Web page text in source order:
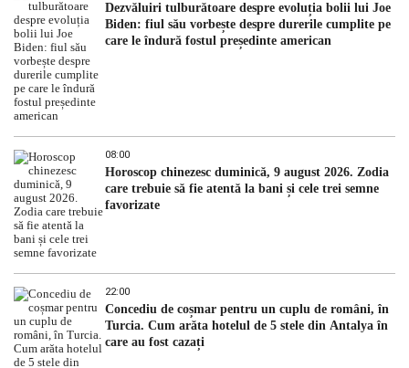
Dezvăluiri tulburătoare despre evoluția bolii lui Joe
Biden: fiul său vorbește despre durerile cumplite pe
care le îndură fostul președinte american
08:00
Horoscop chinezesc duminică, 9 august 2026. Zodia
care trebuie să fie atentă la bani și cele trei semne
favorizate
22:00
Concediu de coșmar pentru un cuplu de români, în
Turcia. Cum arăta hotelul de 5 stele din Antalya în
care au fost cazați